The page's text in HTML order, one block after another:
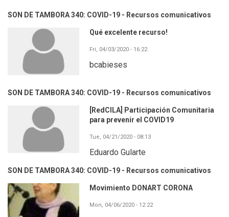
SON DE TAMBORA 340: COVID-19 - Recursos comunicativos
Qué excelente recurso!
Fri, 04/03/2020 - 16:22
bcabieses
SON DE TAMBORA 340: COVID-19 - Recursos comunicativos
[RedCILA] Participación Comunitaria
para prevenir el COVID19
Tue, 04/21/2020 - 08:13
Eduardo Gularte
SON DE TAMBORA 340: COVID-19 - Recursos comunicativos
Movimiento DONART CORONA
Mon, 04/06/2020 - 12:22